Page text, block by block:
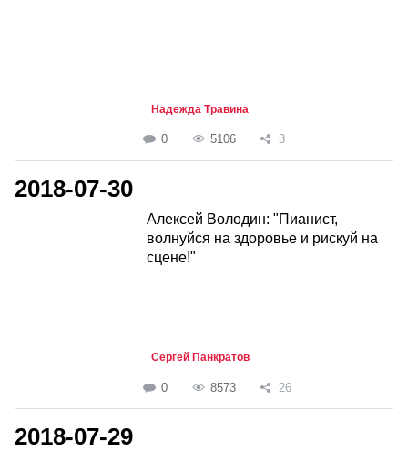
Надежда Травина
0 5106 3
2018-07-30
Алексей Володин: "Пианист,
волнуйся на здоровье и рискуй на
сцене!"
Сергей Панкратов
0 8573 26
2018-07-29